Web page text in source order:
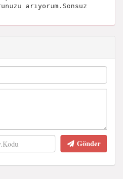
arıyorum.Sonsuz
Gönder